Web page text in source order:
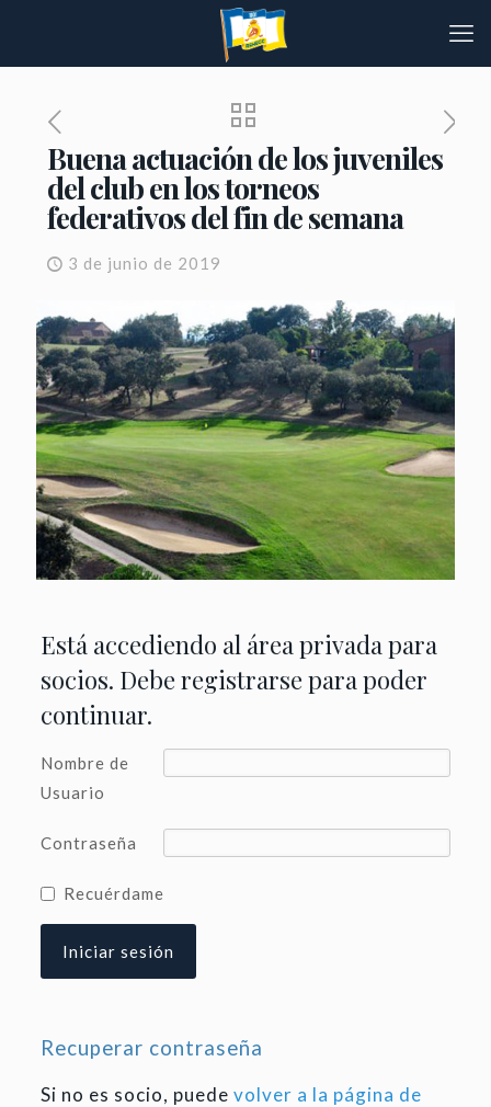
Buena actuación de los juveniles
del club en los torneos
federativos del fin de semana
3 de junio de 2019
Está accediendo al área privada para
socios. Debe registrarse para poder
continuar.
Nombre de
Usuario
Contraseña
Recuérdame
Recuperar contraseña
Si no es socio, puede volver a la página de